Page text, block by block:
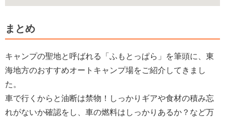
まとめ
キャンプの聖地と呼ばれる「ふもとっぱら」を筆頭に、東
海地方のおすすめオートキャンプ場をご紹介してきまし
た。
車で行くからと油断は禁物！しっかりギアや食材の積み忘
れがないか確認をし、車の燃料はしっかりあるか？など万